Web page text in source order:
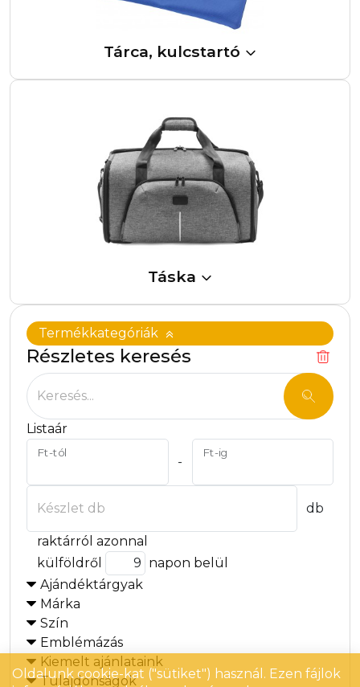
Termékkategóriák
Részletes keresés
Keresés...
Listaár
Ft-tól
-
Ft-ig
Készlet db db
raktárról azonnal
külföldről
napon belül
Ajándéktárgyak
Márka
Szín
Emblémázás
Kiemelt ajánlataink
Tulajdonságok
Tárca, kulcstartó
Táska
Oldalunk cookie-kat ("sütiket") használ. Ezen fájlok